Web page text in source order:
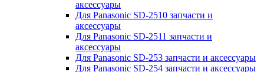
аксессуары
Для Panasonic SD-2510 запчасти и
аксессуары
Для Panasonic SD-2511 запчасти и
аксессуары
Для Panasonic SD-253 запчасти и аксессуары
Для Panasonic SD-254 запчасти и аксессуары